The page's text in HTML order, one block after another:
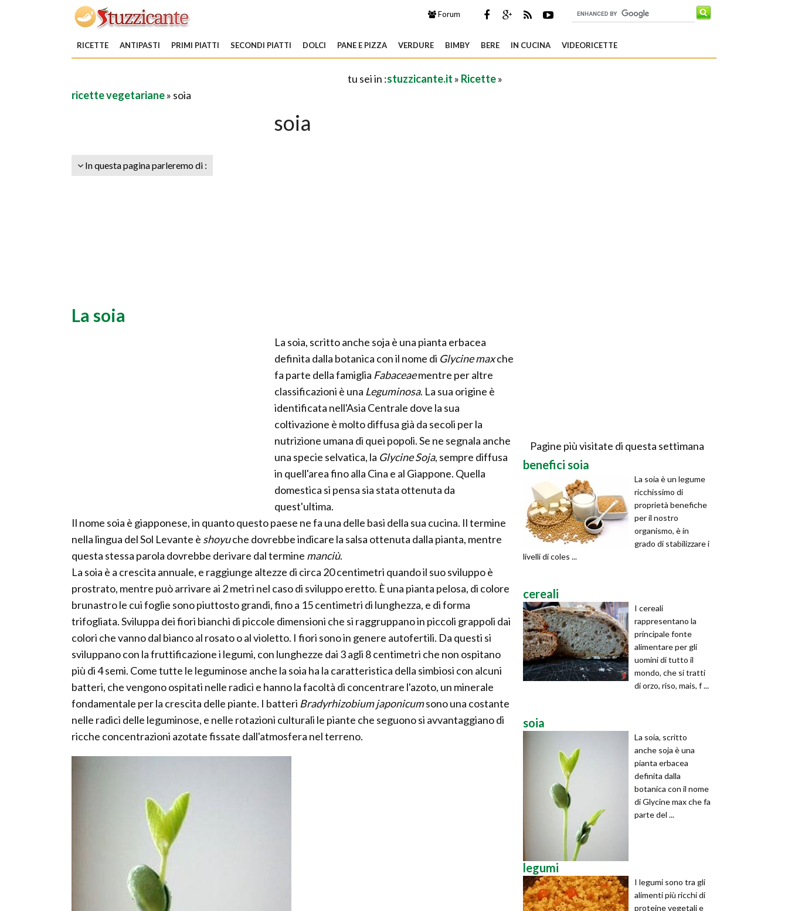
Forum
RICETTE ANTIPASTI PRIMI PIATTI SECONDI PIATTI DOLCI PANE E PIZZA VERDURE BIMBY BERE IN CUCINA VIDEORICETTE
tu sei in :stuzzicante.it » Ricette»
ricette vegetariane» soia
soia
In questa pagina parleremo di :
La soia
La soia, scritto anche soja è una pianta erbacea
definita dalla botanica con il nome di Glycine maxche
fa parte della famiglia Fabaceaementre per altre
classificazioni è una Leguminosa. La sua origine è
identificata nell'Asia Centrale dove la sua
coltivazione è molto diffusa già da secoli per la
nutrizione umana di quei popoli. Se ne segnala anche
una specie selvatica, la Glycine Soja, sempre diffusa
in quell'area fino alla Cina e al Giappone. Quella
domestica si pensa sia stata ottenuta da
quest'ultima.
Il nome soia è giapponese, in quanto questo paese ne fa una delle basi della sua cucina. Il termine
nella lingua del Sol Levante è shoyuche dovrebbe indicare la salsa ottenuta dalla pianta, mentre
questa stessa parola dovrebbe derivare dal termine manciù.
La soia è a crescita annuale, e raggiunge altezze di circa 20 centimetri quando il suo sviluppo è
prostrato, mentre può arrivare ai 2 metri nel caso di sviluppo eretto. È una pianta pelosa, di colore
brunastro le cui foglie sono piuttosto grandi, fino a 15 centimetri di lunghezza, e di forma
trifogliata. Sviluppa dei fiori bianchi di piccole dimensioni che si raggruppano in piccoli grappoli dai
colori che vanno dal bianco al rosato o al violetto. I fiori sono in genere autofertili. Da questi si
sviluppano con la fruttificazione i legumi, con lunghezze dai 3 agli 8 centimetri che non ospitano
più di 4 semi. Come tutte le leguminose anche la soia ha la caratteristica della simbiosi con alcuni
batteri, che vengono ospitati nelle radici e hanno la facoltà di concentrare l'azoto, un minerale
fondamentale per la crescita delle piante. I batteri Bradyrhizobium japonicumsono una costante
nelle radici delle leguminose, e nelle rotazioni culturali le piante che seguono si avvantaggiano di
ricche concentrazioni azotate fissate dall'atmosfera nel terreno.
Pagine più visitate di questa settimana
benefici soia
La soia è un legume
ricchissimo di
proprietà benefiche
per il nostro
organismo, è in
grado di stabilizzare i
livelli di coles ...
cereali
I cereali
rappresentano la
principale fonte
alimentare per gli
uomini di tutto il
mondo, che si tratti
di orzo, riso, mais, f ...
soia
La soia, scritto
anche soja è una
pianta erbacea
definita dalla
botanica con il nome
di Glycine max che fa
parte del ...
legumi
I legumi sono tra gli
alimenti più ricchi di
proteine vegetali e